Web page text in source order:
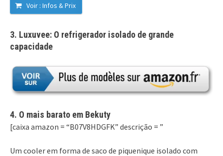
Voir : Infos & Prix
3. Luxuvee: O refrigerador isolado de grande
capacidade
4. O mais barato em Bekuty
[caixa amazon = “B07V8HDGFK” descrição = ”
Um cooler em forma de saco de piquenique isolado com